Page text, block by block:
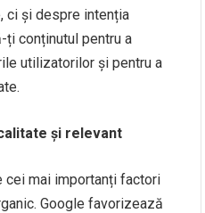
ci și despre intenția
conținutul pentru a
utilizatorilor și pentru a
și relevant
cei mai importanți factori
Google favorizează